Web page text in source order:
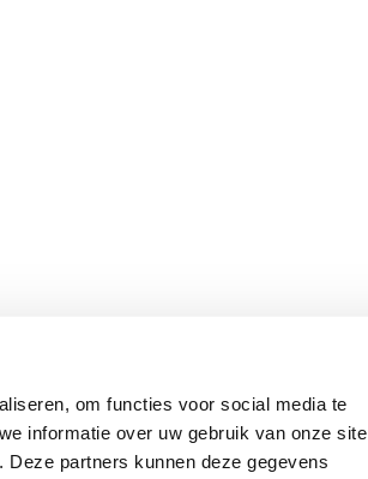
om functies voor social media te
informatie over uw gebruik van onze site
partners kunnen deze gegevens